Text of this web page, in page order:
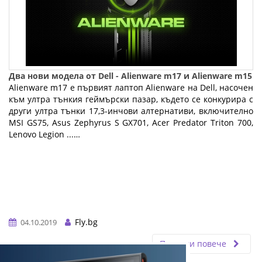
Два нови модела от Dell - Alienware m17 и Alienware m15
Alienware m17 е първият лаптоп Alienware на Dell, насочен
към ултра тънкия геймърски пазар, където се конкурира с
други ултра тънки 17,3-инчови алтернативи, включително
MSI GS75, Asus Zephyrus S GX701, Acer Predator Triton 700,
Lenovo Legion ...…
04.10.2019
Fly.bg
Прочети повече